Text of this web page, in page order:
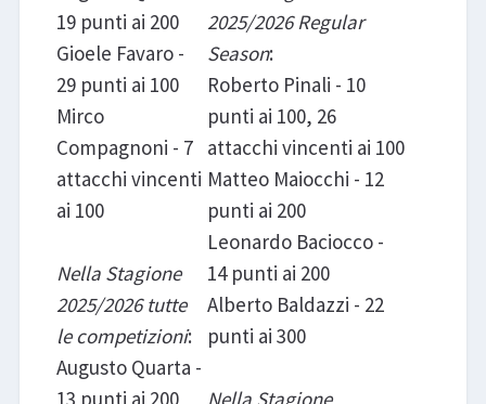
19 punti ai 200
Gioele Favaro -
29 punti ai 100
Mirco
Compagnoni - 7
attacchi vincenti
ai 100
Nella Stagione
2025/2026 tutte
le competizioni:
Augusto Quarta -
13 punti ai 200
2025/2026 Regular
Season:
Roberto Pinali - 10
punti ai 100, 26
attacchi vincenti ai 100
Matteo Maiocchi - 12
punti ai 200
Leonardo Baciocco -
14 punti ai 200
Alberto Baldazzi - 22
punti ai 300
Nella Stagione